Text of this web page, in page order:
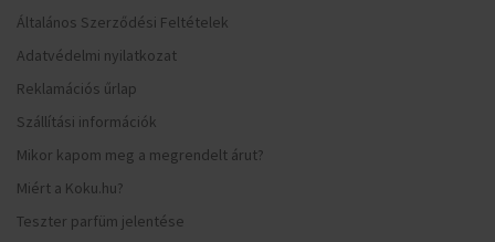
Általános Szerződési Feltételek
Adatvédelmi nyilatkozat
Reklamációs űrlap
Szállítási információk
Mikor kapom meg a megrendelt árut?
Miért a Koku.hu?
Teszter parfüm jelentése